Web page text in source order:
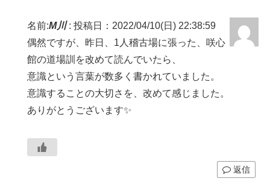
名前:M川: 投稿日：2022/04/10(日) 22:38:59
偶然ですが、昨日、1人稽古場に張った、咲心
館の道場訓を改めて読んでいたら、
意識という言葉が数多く書かれていました。
意識することの大切さを、改めて感じました。
ありがとうございます✨
返信